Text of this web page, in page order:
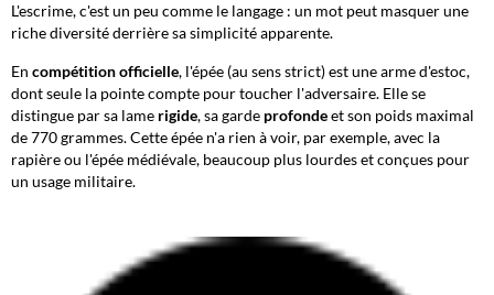
L'escrime, c'est un peu comme le langage : un mot peut masquer une
riche diversité derrière sa simplicité apparente.
En compétition officielle, l'épée (au sens strict) est une arme d'estoc,
dont seule la pointe compte pour toucher l'adversaire. Elle se
distingue par sa lame rigide, sa garde profondeet son poids maximal
de 770 grammes. Cette épée n'a rien à voir, par exemple, avec la
rapière ou l'épée médiévale, beaucoup plus lourdes et conçues pour
un usage militaire.